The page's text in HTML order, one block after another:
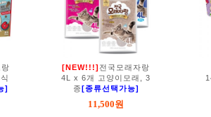
]
[NEW!!!] 전국모래자랑
4L x 6개 고양이모래, 3
종[종류선택가능]
11,500원